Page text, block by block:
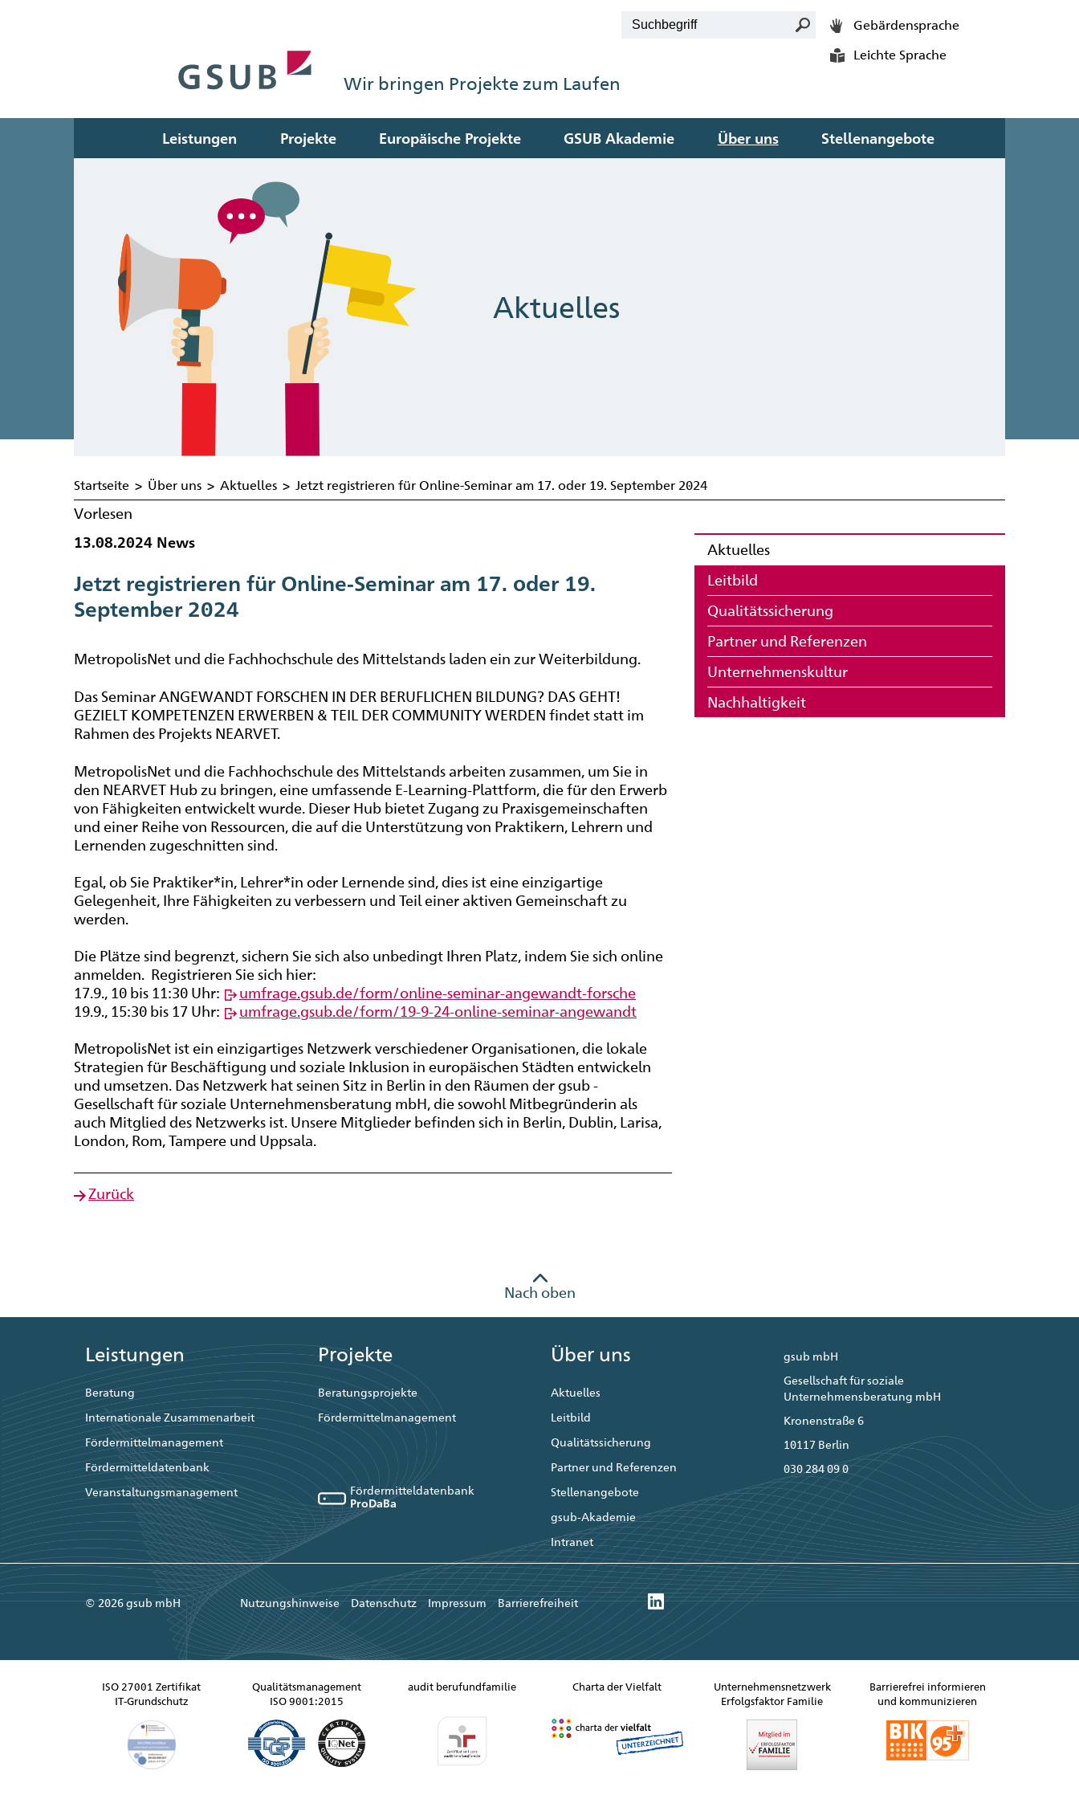
Wir bringen Projekte zum Laufen
Leistungen Projekte Europäische Projekte GSUB Akademie Über uns Stellenangebote
Gebärdensprache
Leichte Sprache
Aktuelles
Startseite > Über uns > Aktuelles > Jetzt registrieren für Online-Seminar am 17. oder 19. September 2024
Vorlesen
13.08.2024 News
Jetzt registrieren für Online-Seminar am 17. oder 19.
September 2024
MetropolisNet und die Fachhochschule des Mittelstands laden ein zur Weiterbildung.
Das Seminar ANGEWANDT FORSCHEN IN DER BERUFLICHEN BILDUNG? DAS GEHT!
GEZIELT KOMPETENZEN ERWERBEN & TEIL DER COMMUNITY WERDEN findet statt im
Rahmen des Projekts NEARVET.
MetropolisNet und die Fachhochschule des Mittelstands arbeiten zusammen, um Sie in
den NEARVET Hub zu bringen, eine umfassende E-Learning-Plattform, die für den Erwerb
von Fähigkeiten entwickelt wurde. Dieser Hub bietet Zugang zu Praxisgemeinschaften
und einer Reihe von Ressourcen, die auf die Unterstützung von Praktikern, Lehrern und
Lernenden zugeschnitten sind.
Egal, ob Sie Praktiker*in, Lehrer*in oder Lernende sind, dies ist eine einzigartige
Gelegenheit, Ihre Fähigkeiten zu verbessern und Teil einer aktiven Gemeinschaft zu
werden.
Die Plätze sind begrenzt, sichern Sie sich also unbedingt Ihren Platz, indem Sie sich online
anmelden. Registrieren Sie sich hier:
17.9., 10 bis 11:30 Uhr:
umfrage.gsub.de/form/online-seminar-angewandt-forsche
19.9., 15:30 bis 17 Uhr:
umfrage.gsub.de/form/19-9-24-online-seminar-angewandt
MetropolisNet ist ein einzigartiges Netzwerk verschiedener Organisationen, die lokale
Strategien für Beschäftigung und soziale Inklusion in europäischen Städten entwickeln
und umsetzen. Das Netzwerk hat seinen Sitz in Berlin in den Räumen der gsub -
Gesellschaft für soziale Unternehmensberatung mbH, die sowohl Mitbegründerin als
auch Mitglied des Netzwerks ist. Unsere Mitglieder befinden sich in Berlin, Dublin, Larisa,
London, Rom, Tampere und Uppsala.
Zurück
Aktuelles
Leitbild
Qualitätssicherung
Partner und Referenzen
Unternehmenskultur
Nachhaltigkeit
Nach oben
Leistungen
Beratung
Internationale Zusammenarbeit
Fördermittelmanagement
Fördermitteldatenbank
Veranstaltungsmanagement
Projekte
Beratungsprojekte
Fördermittelmanagement
Fördermitteldatenbank
ProDaBa
Über uns
Aktuelles
Leitbild
Qualitätssicherung
Partner und Referenzen
Stellenangebote
gsub-Akademie
Intranet
gsub mbH
Gesellschaft für soziale
Unternehmensberatung mbH
Kronenstraße 6
10117 Berlin
030 284 09 0
© 2026 gsub mbH Nutzungshinweise Datenschutz Impressum Barrierefreiheit
ISO 27001 Zertifikat
IT-Grundschutz
Qualitätsmanagement
ISO 9001:2015
audit berufundfamilie Charta der Vielfalt
Unternehmensnetzwerk
Erfolgsfaktor Familie
Barrierefrei informieren
und kommunizieren